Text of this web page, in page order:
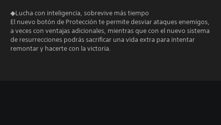
◆Lucha con inteligencia, sobrevive más tiempo
El nuevo botón de Protección te permite desviar ataques enemigos,
a veces con ventajas adicionales, mientras que con el nuevo sistema
de resurrecciones podrás sacrificar una vida extra para intentar
remontar y hacerte con la victoria.